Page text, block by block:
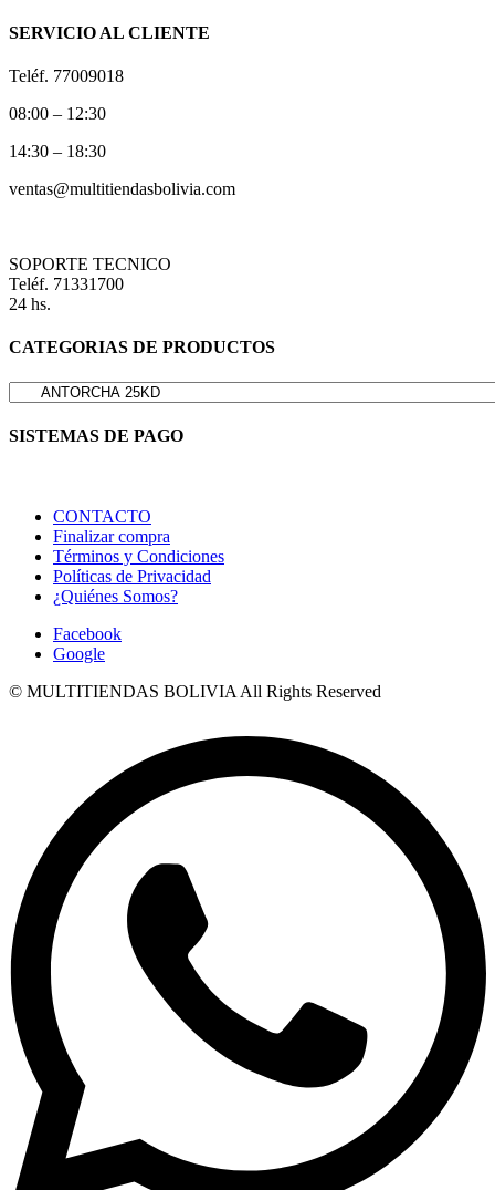
SERVICIO AL CLIENTE
Teléf. 77009018
08:00 – 12:30
14:30 – 18:30
ventas@multitiendasbolivia.com
SOPORTE TECNICO
Teléf. 71331700
24 hs.
CATEGORIAS DE PRODUCTOS
SISTEMAS DE PAGO
CONTACTO
Finalizar compra
Términos y Condiciones
Políticas de Privacidad
¿Quiénes Somos?
Facebook
Google
© MULTITIENDAS BOLIVIA All Rights Reserved